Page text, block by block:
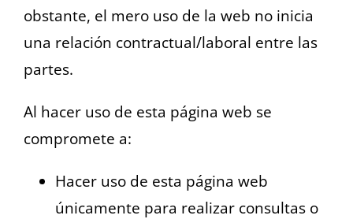
obstante, el mero uso de la web no inicia
una relación contractual/laboral entre las
partes.
Al hacer uso de esta página web se
compromete a:
Hacer uso de esta página web
únicamente para realizar consultas o